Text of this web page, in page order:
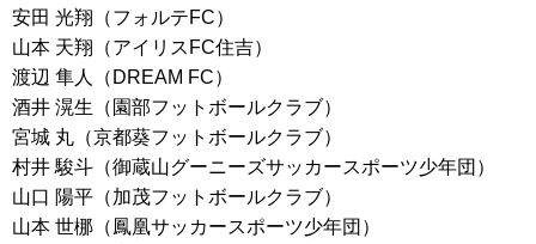
安田 光翔（フォルテFC）
山本 天翔（アイリスFC住吉）
渡辺 隼人（DREAM FC）
酒井 滉生（園部フットボールクラブ）
宮城 丸（京都葵フットボールクラブ）
村井 駿斗（御蔵山グーニーズサッカースポーツ少年団）
山口 陽平（加茂フットボールクラブ）
山本 世梛（鳳凰サッカースポーツ少年団）